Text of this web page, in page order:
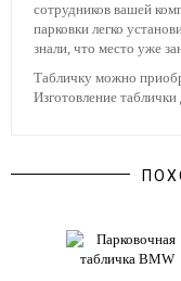
сотрудников вашей
парковки легко
знали, что место уже
Табличку можно
Изготовление